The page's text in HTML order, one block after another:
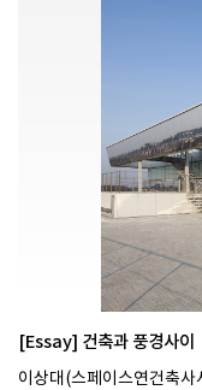
[Essay] 건축과 풍경사이
이상대(스페이스연건축사